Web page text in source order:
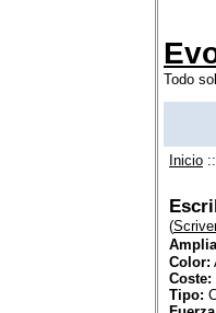
Todo
Inicio ::
(
Color:
Coste:
Tipo: